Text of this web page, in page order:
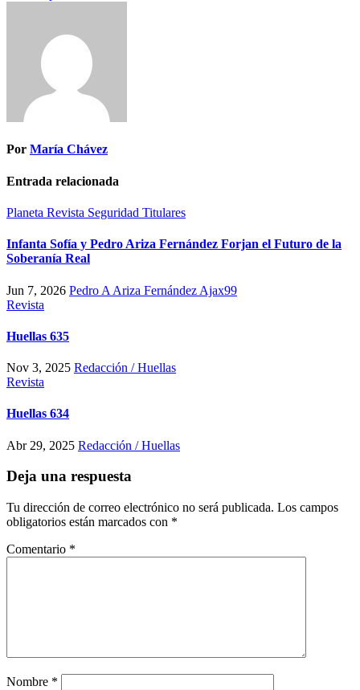
Por María Chávez
Entrada relacionada
Planeta Revista Seguridad Titulares
Infanta Sofía y Pedro Ariza Fernández Forjan el Futuro de la
Soberanía Real
Jun 7, 2026 Pedro A Ariza Fernández Ajax99
Revista
Huellas 635
Nov 3, 2025 Redacción / Huellas
Revista
Huellas 634
Abr 29, 2025 Redacción / Huellas
Deja una respuesta
Tu dirección de correo electrónico no será publicada. Los campos
obligatorios están marcados con *
Comentario *
Nombre *